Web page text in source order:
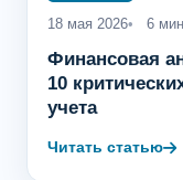
18 мая 2026 6
Финансовая
10
учета
Читать статью